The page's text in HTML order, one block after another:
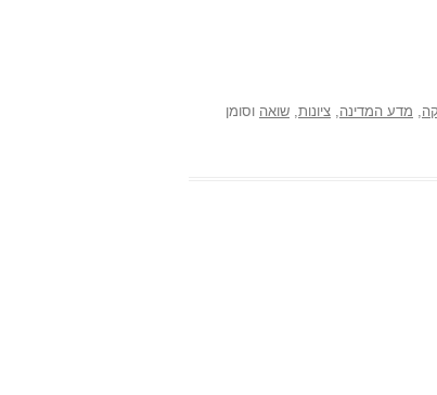
, מדע המדינה, ציונות, שואה וסומן